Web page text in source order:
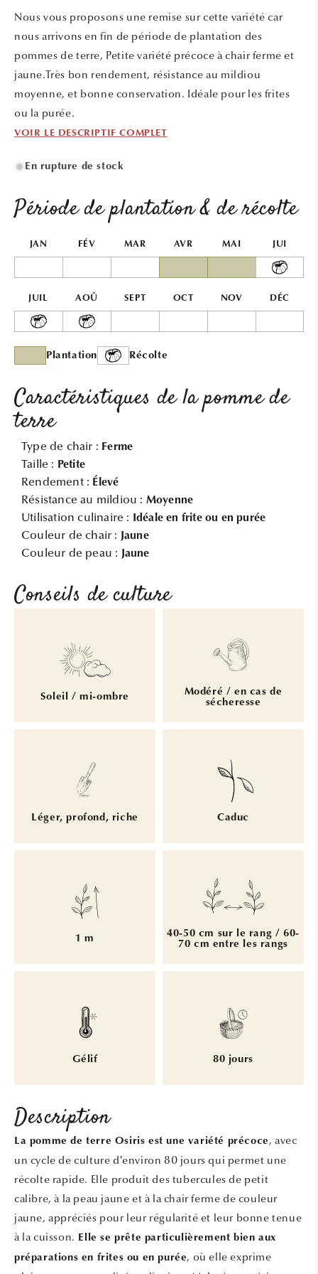
fenêtre
Nous vous proposons une remise sur cette variété car
nous arrivons en fin de période de plantation des
pommes de terre, Petite variété précoce à chair ferme et
jaune.Très bon rendement, résistance au mildiou
moyenne, et bonne conservation. Idéale pour les frites
ou la purée.
VOIR LE DESCRIPTIF COMPLET
En rupture de stock
Période de plantation & de récolte
JAN FÉV MAR AVR MAI JUI
JUIL AOÛ SEPT OCT NOV DÉC
Plantation Récolte
Caractéristiques de la pomme de
terre
Type de chair : Ferme
Taille : Petite
Rendement : Élevé
Résistance au mildiou : Moyenne
Utilisation culinaire :
Idéale en frite ou en purée
Couleur de chair : Jaune
Couleur de peau : Jaune
Conseils de culture
Soleil / mi-ombre
Modéré / en cas de
sécheresse
Léger, profond, riche Caduc
1 m
40-50 cm sur le rang / 60-
70 cm entre les rangs
Gélif 80 jours
Description
La pomme de terre Osiris est une variété précoce , avec
un cycle de culture d’environ 80 jours qui permet une
récolte rapide. Elle produit des tubercules de petit
calibre, à la peau jaune et à la chair ferme de couleur
jaune, appréciés pour leur régularité et leur bonne tenue
à la cuisson. Elle se prête particulièrement bien aux
préparations en frites ou en purée, où elle exprime